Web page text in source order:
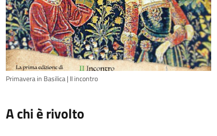
Primavera in Basilica | II incontro
A chi è rivolto